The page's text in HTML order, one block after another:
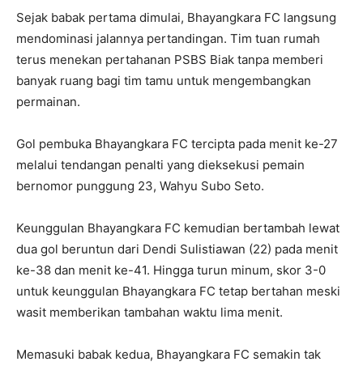
Sejak babak pertama dimulai, Bhayangkara FC langsung
mendominasi jalannya pertandingan. Tim tuan rumah
terus menekan pertahanan PSBS Biak tanpa memberi
banyak ruang bagi tim tamu untuk mengembangkan
permainan.
Gol pembuka Bhayangkara FC tercipta pada menit ke-27
melalui tendangan penalti yang dieksekusi pemain
bernomor punggung 23, Wahyu Subo Seto.
Keunggulan Bhayangkara FC kemudian bertambah lewat
dua gol beruntun dari Dendi Sulistiawan (22) pada menit
ke-38 dan menit ke-41. Hingga turun minum, skor 3-0
untuk keunggulan Bhayangkara FC tetap bertahan meski
wasit memberikan tambahan waktu lima menit.
Memasuki babak kedua, Bhayangkara FC semakin tak